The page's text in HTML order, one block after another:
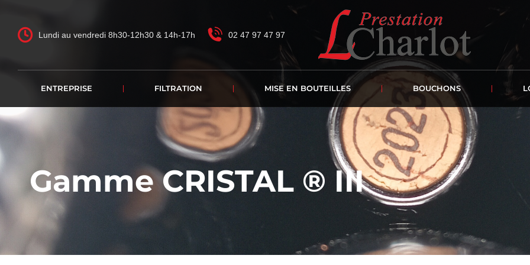
Lundi au vendredi 8h30-12h30 & 14h-17h 02 47 97 47 97
ENTREPRISE FILTRATION MISE EN BOUTEILLES BOUCHONS
Gamme CRISTAL ® III